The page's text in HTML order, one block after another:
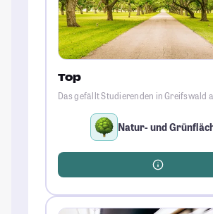
Top
Das gefällt Studierenden in Greifswald
Natur- und